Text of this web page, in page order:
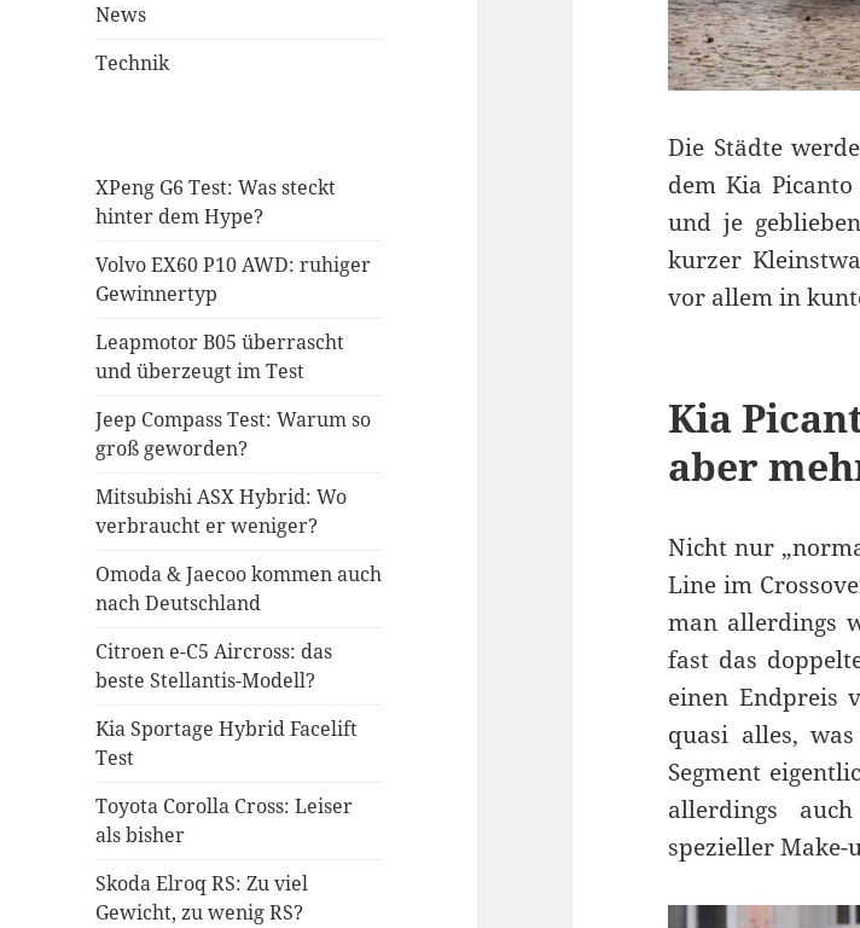
News
Technik
XPeng G6 Test: Was steckt
hinter dem Hype?
Volvo EX60 P10 AWD: ruhiger
Gewinnertyp
Leapmotor B05 überrascht
und überzeugt im Test
Jeep Compass Test: Warum so
groß geworden?
Mitsubishi ASX Hybrid: Wo
verbraucht er weniger?
Omoda & Jaecoo kommen auch
nach Deutschland
Citroen e-C5 Aircross: das
beste Stellantis-Modell?
Kia Sportage Hybrid Facelift
Test
Toyota Corolla Cross: Leiser
als bisher
Skoda Elroq RS: Zu viel
Gewicht, zu wenig RS?
Die Städte
dem Kia
und je
kurzer
vor allem in
Kia
aber
Nicht nur
Line im
man allerdings
fast das
einen Endpreis
quasi alles,
Segment
allerdings
spezieller Make-